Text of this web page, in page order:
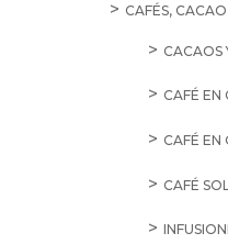
CAFÉS,
CACAOS
CAFÉ EN
CAFÉ EN
CAFÉ